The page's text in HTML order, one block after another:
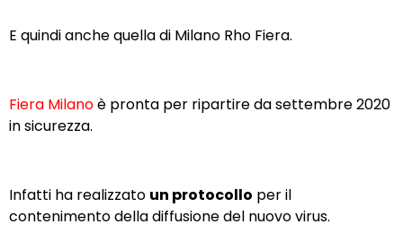
E quindi anche quella di Milano Rho Fiera.
Fiera Milanoè pronta per ripartire da settembre 2020
in sicurezza.
Infatti ha realizzato un protocollo per il
contenimento della diffusione del nuovo virus.